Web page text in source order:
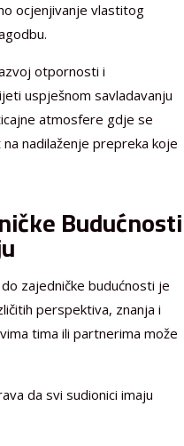
ocjenjivanje vlastitog
otpornosti i
uspješnom savladavanju
atmosfere gdje se
nadilaženje prepreka koje
Budućnosti
zajedničke budućnosti je
perspektiva, znanja i
tima ili partnerima može
da svi sudionici imaju